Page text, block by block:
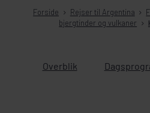
Forside Rejser til Argentina
bjergtinder og vulkaner
Overblik